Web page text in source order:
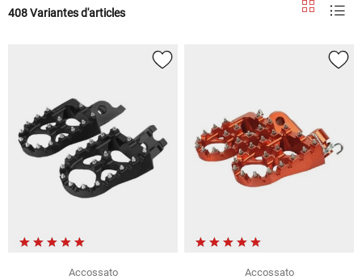
408 Variantes d'articles
Accossato
Accossato